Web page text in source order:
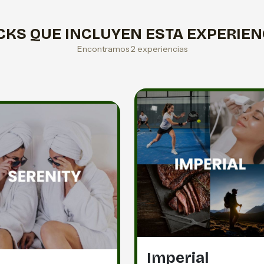
QUE INCLUYEN ESTA
Encontramos 2 experiencias
Imperial